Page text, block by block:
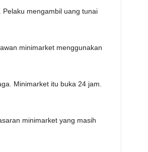
mengambil uang tunai
minimarket menggunakan
Minimarket itu buka 24 jam.
minimarket yang masih